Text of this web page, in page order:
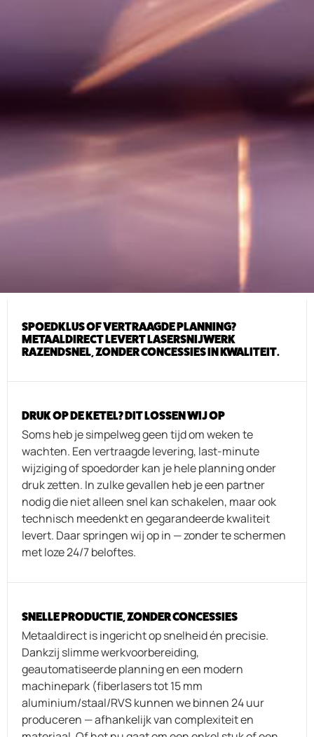
SPOEDKLUS OF VERTRAAGDE PLANNING?
METAALDIRECT LEVERT LASERSNIJWERK
RAZENDSNEL, ZONDER CONCESSIES IN KWALITEIT.
DRUK OP DE KETEL? DIT LOSSEN WIJ OP
Soms heb je simpelweg geen tijd om weken te
wachten. Een vertraagde levering, last-minute
wijziging of spoedorder kan je hele planning onder
druk zetten. In zulke gevallen heb je een partner
nodig die niet alleen snel kan schakelen, maar ook
technisch meedenkt en gegarandeerde kwaliteit
levert. Daar springen wij op in — zonder te schermen
met loze 24/7 beloftes.
SNELLE PRODUCTIE, ZONDER CONCESSIES
Metaaldirect is ingericht op snelheid én precisie.
Dankzij slimme werkvoorbereiding,
geautomatiseerde planning en een modern
machinepark (fiberlasers tot 15 mm
aluminium/staal/RVS kunnen we binnen 24 uur
produceren — afhankelijk van complexiteit en